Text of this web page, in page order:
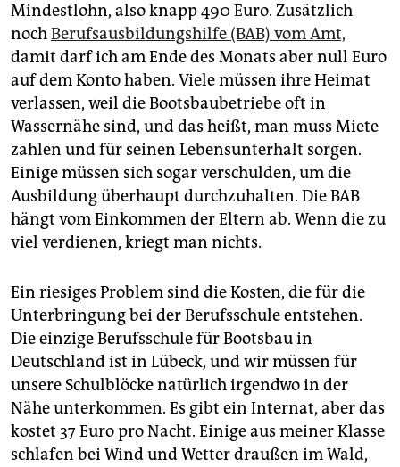
Mindestlohn, also knapp 490 Euro. Zusätzlich
nochBerufsausbildungshilfe (BAB) vom Amt,
damit darf ich am Ende des Monats aber null Euro
auf dem Konto haben. Viele müssen ihre Heimat
verlassen, weil die Bootsbaubetriebe oft in
Wassernähe sind, und das heißt, man muss Miete
zahlen und für seinen Lebensunterhalt sorgen.
Einige müssen sich sogar verschulden, um die
Ausbildung überhaupt durchzuhalten. Die BAB
hängt vom Einkommen der Eltern ab. Wenn die zu
viel verdienen, kriegt man nichts.
Ein riesiges Problem sind die Kosten, die für die
Unterbringung bei der Berufsschule entstehen.
Die einzige Berufsschule für Bootsbau in
Deutschland ist in Lübeck, und wir müssen für
unsere Schulblöcke natürlich irgendwo in der
Nähe unterkommen. Es gibt ein Internat, aber das
kostet 37 Euro pro Nacht. Einige aus meiner Klasse
schlafen bei Wind und Wetter draußen im Wald,